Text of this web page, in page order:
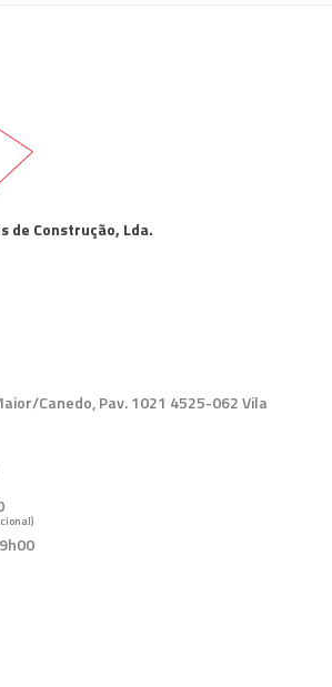
Construção, Lda.
Canedo, Pav. 1021 4525-062 Vila